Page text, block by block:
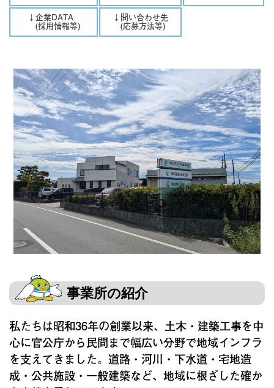
↓企業DATA
(採用情報等)
↓問い合わせ先
(応募方法等)
事業所の紹介
私たちは昭和36年の創業以来、土木・建築工事を中
心に官公庁から民間まで幅広い分野で地域インフラ
を支えてきました。道路・河川・下水道・宅地造
成・公共施設・一般建築など、地域に根ざした確か